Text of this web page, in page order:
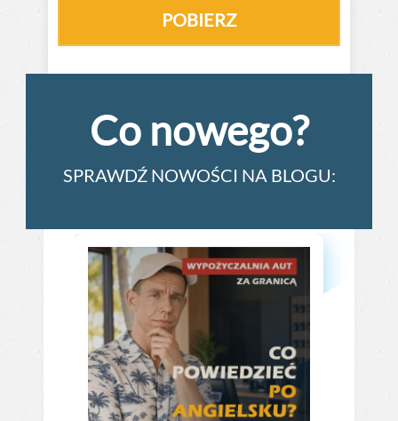
POBIERZ
Co nowego?
SPRAWDŹ NOWOŚCI NA BLOGU: